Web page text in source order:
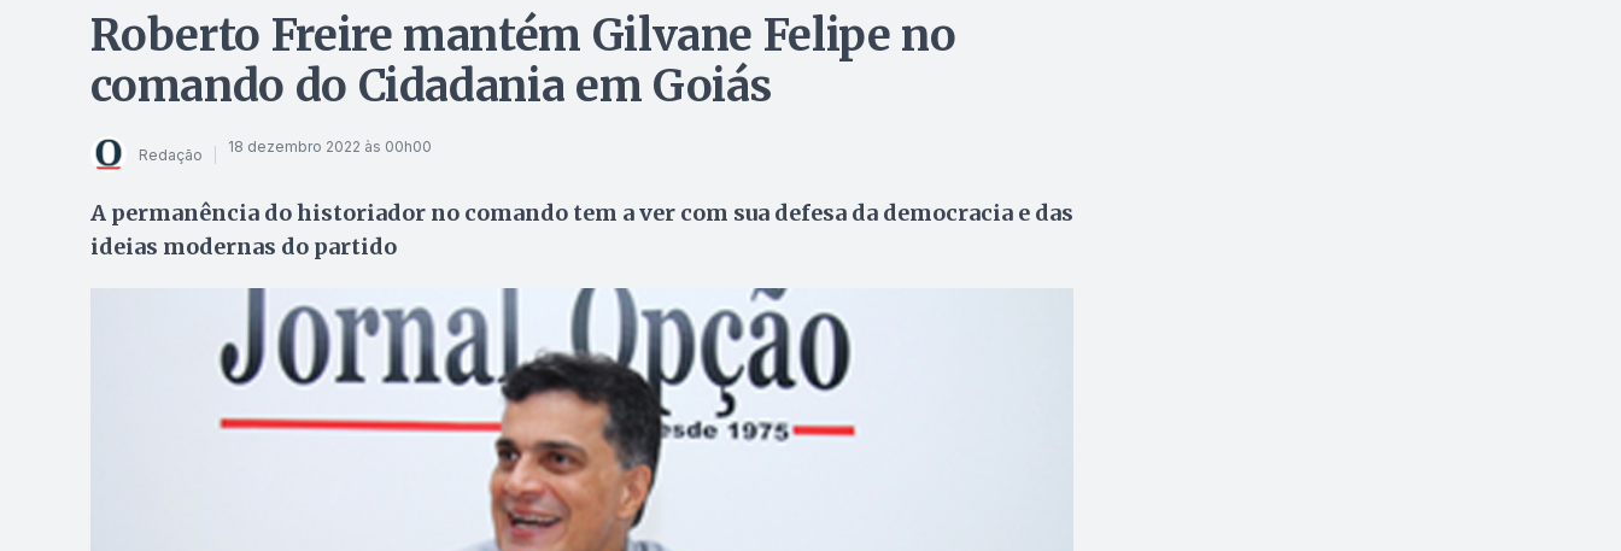
Roberto Freire mantém Gilvane Felipe no
comando do Cidadania em Goiás
Redação 18 dezembro 2022 às 00h00
A permanência do historiador no comando tem a ver com sua defesa da democracia e das
ideias modernas do partido